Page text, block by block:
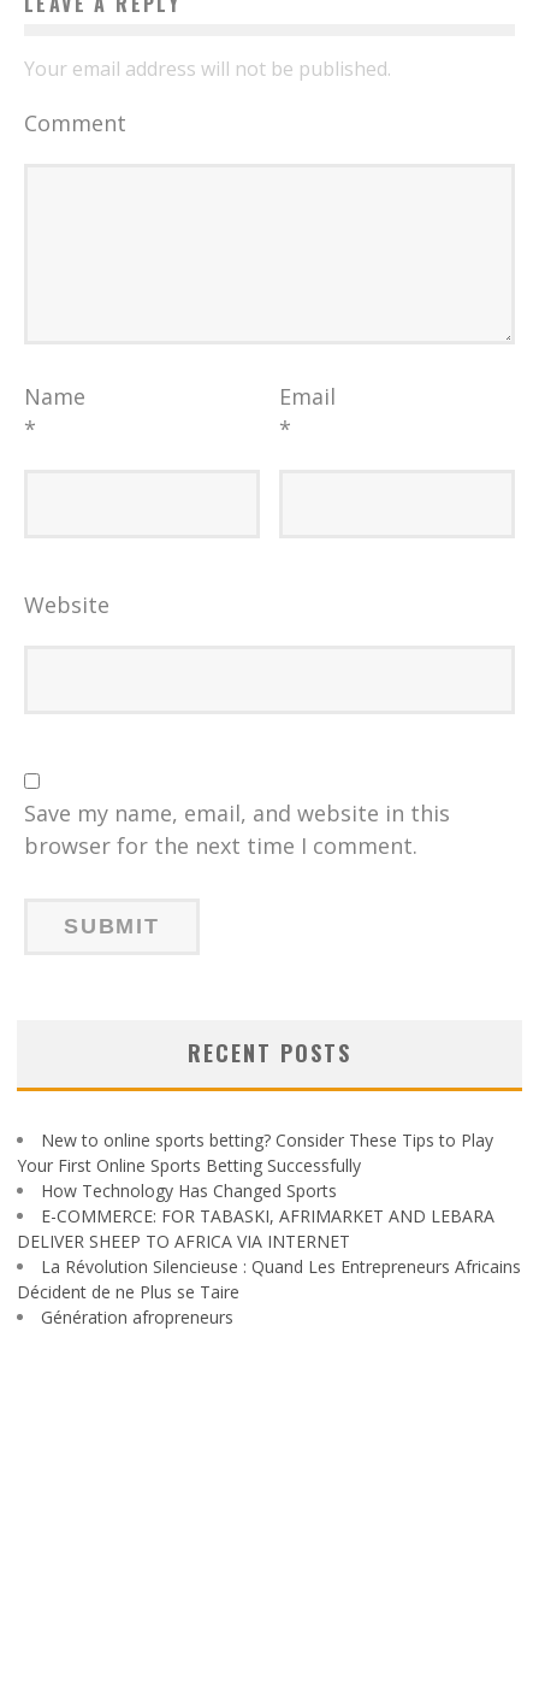
Your email address will not be published.
Comment
Name
*
Email
*
Website
Save my name, email, and website in this
browser for the next time I comment.
RECENT POSTS
New to online sports betting? Consider These Tips to Play
Your First Online Sports Betting Successfully
How Technology Has Changed Sports
E-COMMERCE: FOR TABASKI, AFRIMARKET AND LEBARA
DELIVER SHEEP TO AFRICA VIA INTERNET
La Révolution Silencieuse : Quand Les Entrepreneurs Africains
Décident de ne Plus se Taire
Génération afropreneurs